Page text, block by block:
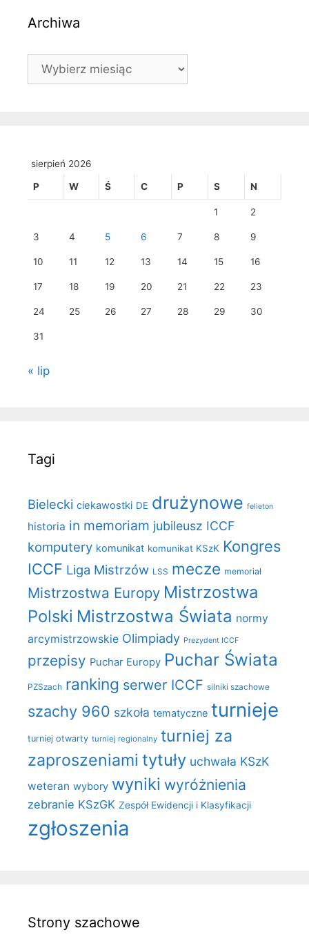
Archiwa
Archiwa
sierpień 2026
P W Ś C P S N
1 2
3 4 5 6 7 8 9
10 11 12 13 14 15 16
17 18 19 20 21 22 23
24 25 26 27 28 29 30
31
« lip
Tagi
Bielecki ciekawostki DE drużynowe felieton
historia in memoriam jubileusz ICCF
komputery komunikat komunikat KSzK Kongres
ICCF Liga Mistrzów LSS mecze memoriał
Mistrzostwa Europy Mistrzostwa
Polski Mistrzostwa Świata normy
arcymistrzowskie Olimpiady Prezydent ICCF
przepisy Puchar Europy Puchar Świata
PZSzach ranking serwer ICCF silniki szachowe
szachy 960 szkoła tematyczne turnieje
turniej otwarty turniej regionalny turniej za
zaproszeniami tytuły uchwała KSzK
weteran wybory wyniki wyróżnienia
zebranie KSzGK Zespół Ewidencji i Klasyfikacji
zgłoszenia
Strony szachowe